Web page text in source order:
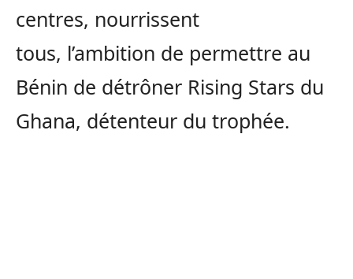
centres, nourrissent
tous, l’ambition de permettre au
Bénin de détrôner Rising Stars du
Ghana, détenteur du trophée.